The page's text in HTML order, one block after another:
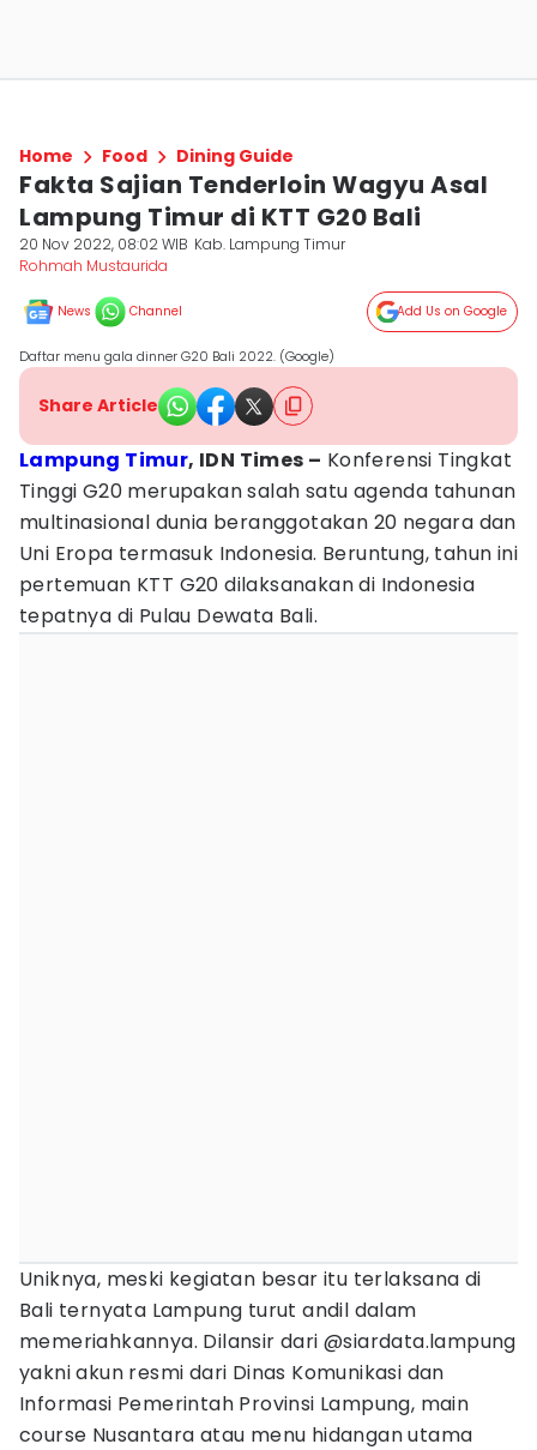
Home Food Dining Guide
Fakta Sajian Tenderloin Wagyu Asal
Lampung Timur di KTT G20 Bali
20 Nov 2022, 08:02 WIB Kab. Lampung Timur
Rohmah Mustaurida
News Channel Add Us on Google
Daftar menu gala dinner G20 Bali 2022. (Google)
Share Article
Lampung Timur, IDN Times – Konferensi Tingkat
Tinggi G20 merupakan salah satu agenda tahunan
multinasional dunia beranggotakan 20 negara dan
Uni Eropa termasuk Indonesia. Beruntung, tahun ini
pertemuan KTT G20 dilaksanakan di Indonesia
tepatnya di Pulau Dewata Bali.
Uniknya, meski kegiatan besar itu terlaksana di
Bali ternyata Lampung turut andil dalam
memeriahkannya. Dilansir dari @siardata.lampung
yakni akun resmi dari Dinas Komunikasi dan
Informasi Pemerintah Provinsi Lampung, main
course Nusantara atau menu hidangan utama